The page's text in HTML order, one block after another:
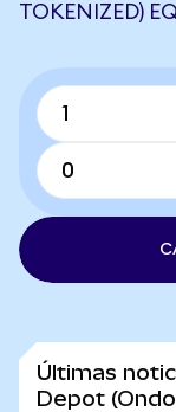
TOKENIZED)
Últimas
Depot